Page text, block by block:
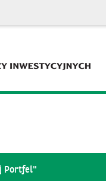
Portfel"